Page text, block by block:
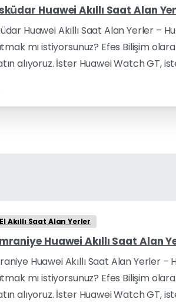
Huawei Akıllı Saat Alan
Huawei Akıllı Saat Alan Yerler –
mı istiyorsunuz? Efes Bilişim
alıyoruz. İster Huawei Watch GT,
Akıllı Saat Alan Yerler
Huawei Akıllı Saat Alan
Huawei Akıllı Saat Alan Yerler
mı istiyorsunuz? Efes Bilişim
alıyoruz. İster Huawei Watch GT,